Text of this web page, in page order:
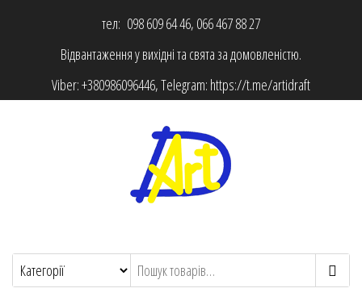
тел: 098 609 64 46, 066 467 88 27
Відвантаження у вихідні та свята за домовленістю.
Viber:+380986096446, Telegram: https://t.me/artidraft